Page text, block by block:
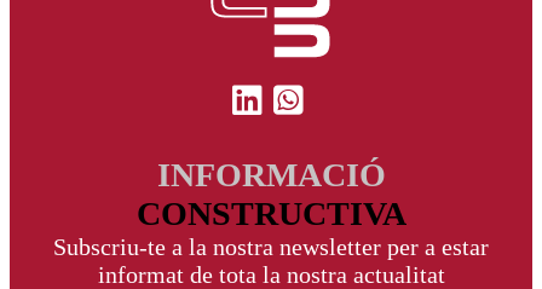
INFORMACIÓ
CONSTRUCTIVA
Subscriu-te a la nostra newsletter per a estar
informat de tota la nostra actualitat